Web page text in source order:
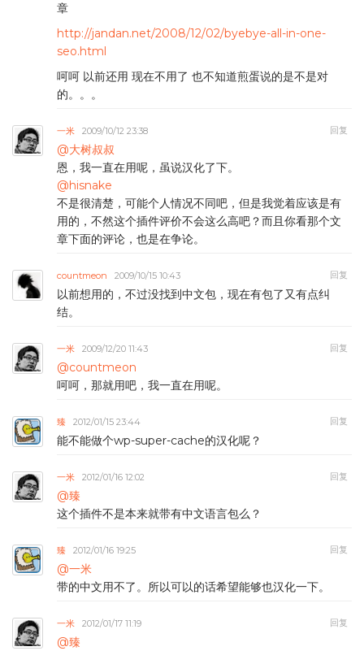
章
http://jandan.net/2008/12/02/byebye-all-in-one-
seo.html
呵呵 以前还用 现在不用了 也不知道煎蛋说的是不是对
的。。。
一米 2009/10/12 23:38 回复
@大树叔叔
恩，我一直在用呢，虽说汉化了下。
@hisnake
不是很清楚，可能个人情况不同吧，但是我觉着应该是有
用的，不然这个插件评价不会这么高吧？而且你看那个文
章下面的评论，也是在争论。
countmeon 2009/10/15 10:43 回复
以前想用的，不过没找到中文包，现在有包了又有点纠
结。
一米 2009/12/20 11:43 回复
@countmeon
呵呵，那就用吧，我一直在用呢。
臻 2012/01/15 23:44 回复
能不能做个wp-super-cache的汉化呢？
一米 2012/01/16 12:02 回复
@臻
这个插件不是本来就带有中文语言包么？
臻 2012/01/16 19:25 回复
@一米
带的中文用不了。所以可以的话希望能够也汉化一下。
一米 2012/01/17 11:19 回复
@臻